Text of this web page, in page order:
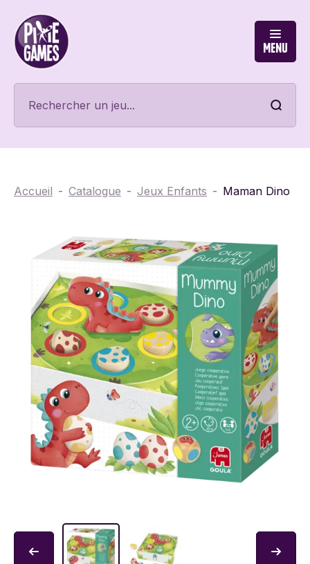
Menu
Accueil Catalogue Jeux Enfants Maman Dino